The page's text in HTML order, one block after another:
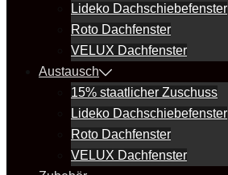
Lideko Dachschiebefenster
Roto Dachfenster
VELUX Dachfenster
Austausch
15% staatlicher Zuschuss
Lideko Dachschiebefenster
Roto Dachfenster
VELUX Dachfenster